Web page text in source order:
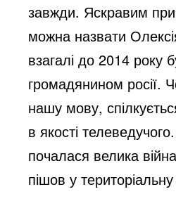
завжди. Яскравим
можна назвати
взагалі до 2014 року
громадянином росії.
нашу мову,
в якості
почалася велика
пішов у